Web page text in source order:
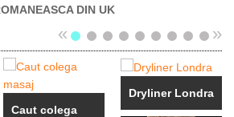
DIN UK
« »
Caut colega
Dryliner Londra